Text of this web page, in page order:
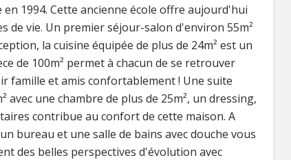
1994. Cette ancienne école offre aujourd'hui
de vie. Un premier séjour-salon d'environ 55m²
la cuisine équipée de plus de 24m² est un
de 100m² permet à chacun de se retrouver
famille et amis confortablement ! Une suite
une chambre de plus de 25m², un dressing,
contribue au confort de cette maison. A
bureau et une salle de bains avec douche vous
des belles perspectives d'évolution avec